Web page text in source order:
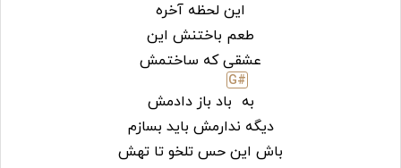
این لحظه آخره
طعم باختنش این
عشقی که ساختمش
به
G#
باد باز دادمش
دیگه ندارمش باید بسازم
باش این حس تلخو تا تهش